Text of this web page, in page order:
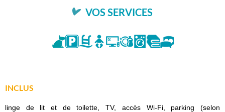
VOS SERVICES
INCLUS
linge de lit et de toilette, TV, accès Wi-Fi, parking (selon